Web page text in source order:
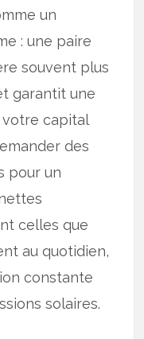
un
: une paire
souvent plus
garantit une
capital
des
pour un
celles que
au quotidien,
constante
solaires.